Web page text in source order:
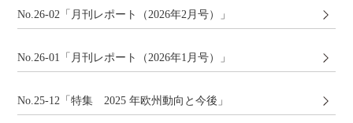
No.26-02「月刊レポート（2026年2月号）」
No.26-01「月刊レポート（2026年1月号）」
No.25-12「特集 2025 年欧州動向と今後」